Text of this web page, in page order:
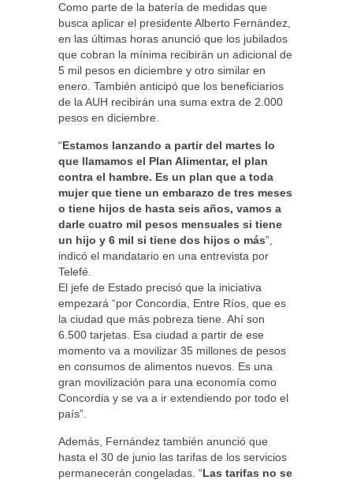
Como parte de la batería de medidas que
busca aplicar el presidente Alberto Fernández,
en las últimas horas anunció que los jubilados
que cobran la mínima recibirán un adicional de
5 mil pesos en diciembre y otro similar en
enero. También anticipó que los beneficiarios
de la AUH recibirán una suma extra de 2.000
pesos en diciembre.
“Estamos lanzando a partir del martes lo
que llamamos el Plan Alimentar, el plan
contra el hambre. Es un plan que a toda
mujer que tiene un embarazo de tres meses
o tiene hijos de hasta seis años, vamos a
darle cuatro mil pesos mensuales si tiene
un hijo y 6 mil si tiene dos hijos o más”,
indicó el mandatario en una entrevista por
Telefé.
El jefe de Estado precisó que la iniciativa
empezará “por Concordia, Entre Ríos, que es
la ciudad que más pobreza tiene. Ahí son
6.500 tarjetas. Esa ciudad a partir de ese
momento va a movilizar 35 millones de pesos
en consumos de alimentos nuevos. Es una
gran movilización para una economía como
Concordia y se va a ir extendiendo por todo el
país”.
Además, Fernández también anunció que
hasta el 30 de junio las tarifas de los servicios
permanecerán congeladas. “Las tarifas no se